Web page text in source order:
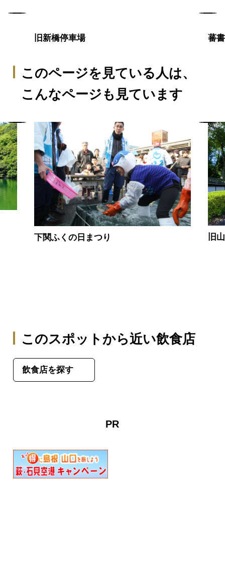
旧新橋停車場 蕃
このページを見ている人は、
こんなページも見ています
下関ふくの日まつり 旧
このスポットから近い飲食店
飲食店を探す
PR